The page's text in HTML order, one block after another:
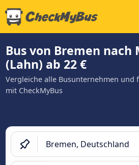
Bus von Bremen nach
(Lahn) ab 22 €
Vergleiche alle Busunternehmen und
mit CheckMyBus